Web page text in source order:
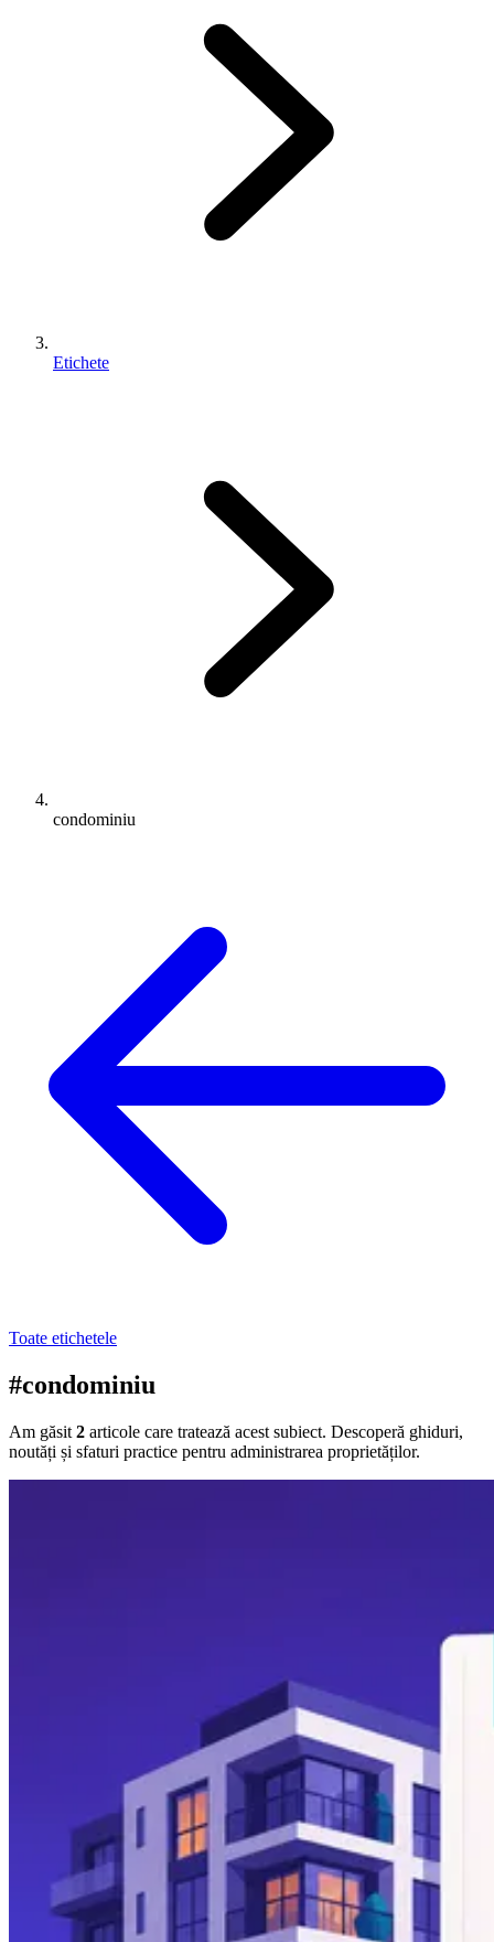
Etichete
condominiu
Toate etichetele
#condominiu
Am găsit 2 articole care tratează acest subiect. Descoperă ghiduri,
noutăți și sfaturi practice pentru administrarea proprietăților.